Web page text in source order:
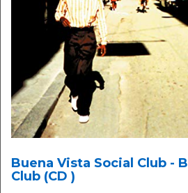
Buena Vista Social Club -
Club (CD )